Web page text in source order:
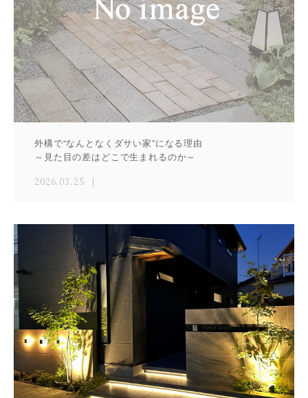
外構で“なんとなくダサい家”になる理由
～見た目の差はどこで生まれるのか～
2026.03.25